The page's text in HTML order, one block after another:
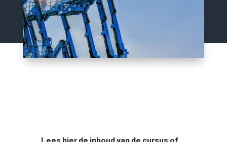
Lees hier de inhoud van de cursus of